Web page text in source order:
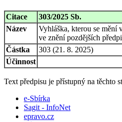
Citace
303/2025 Sb.
Název
Vyhláška, kterou se mění
ve znění pozdějších
Částka
303 (21. 8. 2025)
Účinnost
Text předpisu je přístupný na těchto
e-Sbírka
Sagit - InfoNet
epravo.cz